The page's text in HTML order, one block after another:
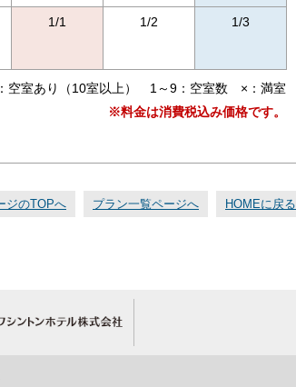
1/1 1/2 1/3
空室あり（10室以上） 1～9：空室数 ×：満室
※料金は消費税込み価格です。
ジのTOPへ プラン一覧ページへ HOMEに戻る